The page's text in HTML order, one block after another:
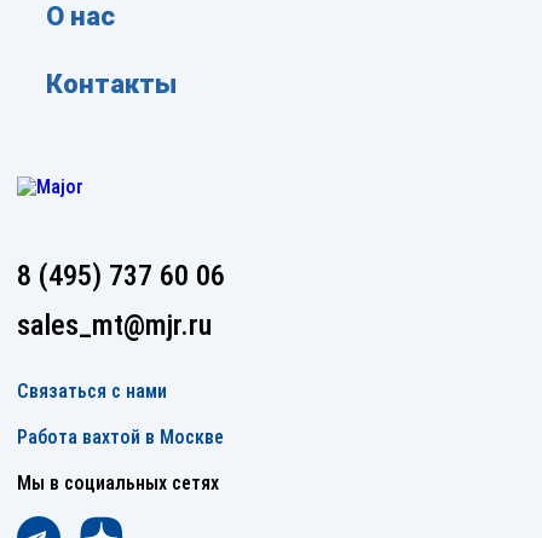
О нас
Контакты
8 (495) 737 60 06
sales_mt@mjr.ru
Связаться с нами
Работа вахтой в Москве
Мы в социальных сетях